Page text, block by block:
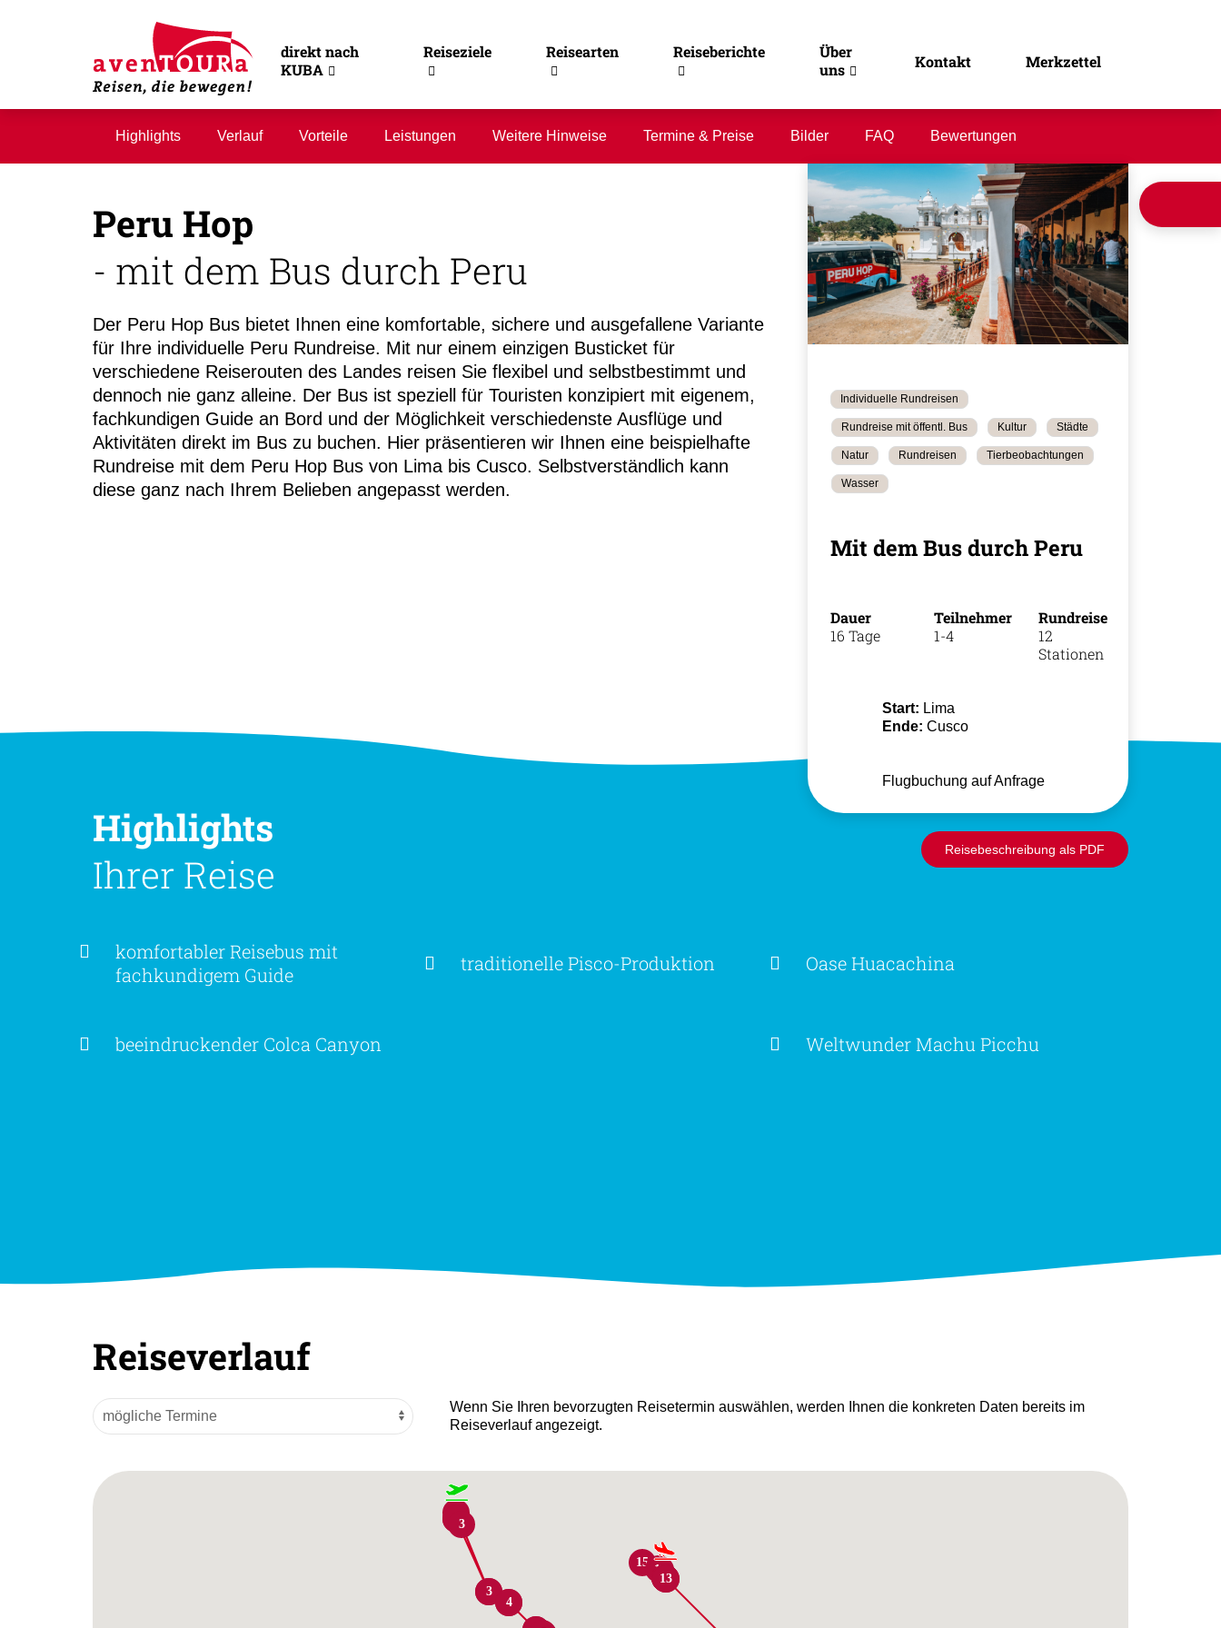
direkt nach
KUBA
Reiseziele Reisearten Reiseberichte
Über
uns
Kontakt Merkzettel
Highlights Verlauf Vorteile Leistungen Weitere Hinweise Termine & Preise Bilder FAQ Bewertungen
Peru Hop
- mit dem Bus durch Peru
Der Peru Hop Bus bietet Ihnen eine komfortable, sichere und ausgefallene Variante
für Ihre individuelle Peru Rundreise. Mit nur einem einzigen Busticket für
verschiedene Reiserouten des Landes reisen Sie flexibel und selbstbestimmt und
dennoch nie ganz alleine. Der Bus ist speziell für Touristen konzipiert mit eigenem,
fachkundigen Guide an Bord und der Möglichkeit verschiedenste Ausflüge und
Aktivitäten direkt im Bus zu buchen. Hier präsentieren wir Ihnen eine beispielhafte
Rundreise mit dem Peru Hop Bus von Lima bis Cusco. Selbstverständlich kann
diese ganz nach Ihrem Belieben angepasst werden.
Individuelle Rundreisen
Rundreise mit öffentl. Bus Kultur Städte
Natur Rundreisen Tierbeobachtungen
Wasser
Mit dem Bus durch Peru
Dauer
16 Tage
Teilnehmer
1-4
Rundreise
12
Stationen
Start: Lima
Ende: Cusco
Flugbuchung auf Anfrage
Reisebeschreibung als PDF
Highlights
Ihrer Reise
komfortabler Reisebus mit
fachkundigem Guide
traditionelle Pisco-Produktion Oase Huacachina
beeindruckender Colca Canyon Weltwunder Machu Picchu
Reiseverlauf
Wenn Sie Ihren bevorzugten Reisetermin auswählen, werden Ihnen die konkreten Daten bereits im
Reiseverlauf angezeigt.
12
3
3
3
4
4
12
12
13
13
14
14
15
15